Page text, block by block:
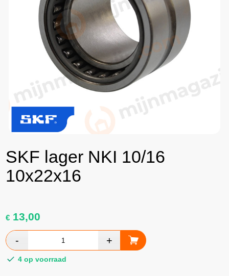
SKF lager NKI 10/16
10x22x16
€ 13,00
4 op voorraad